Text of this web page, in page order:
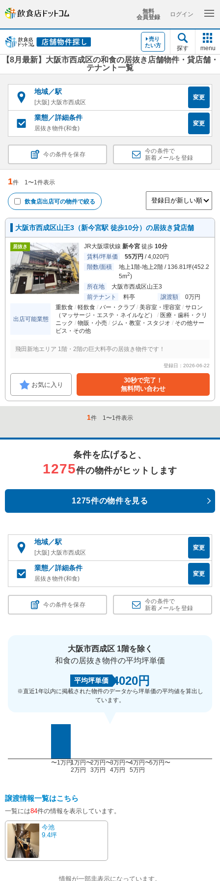
無料
会員登録
ログイン
売り
たい方
探す menu
【8月最新】大阪市西成区の和食の居抜き店舗物件・貸店舗・
テナント一覧
地域／駅
[大阪] 大阪市西成区
変更
業態／詳細条件
居抜き物件(和食)
変更
今の条件を保存
今の条件で
新着メールを登録
1件 1〜1件表示
飲食店出店可の物件で絞る
大阪市西成区山王3（新今宮駅 徒歩10分）の居抜き貸店舗
居抜き JR大阪環状線 新今宮 徒歩 10分
賃料/坪単価
55万円 / 4,020円
階数/面積
地上1階-地上2階 / 136.81坪(452.2
5m2)
所在地
大阪市西成区山王3
前テナント
料亭 譲渡額 0万円
出店可能業態
重飲食 軽飲食 バー・クラブ 美容室・理容室
サロン
（マッサージ・エステ・ネイルなど）
医療・歯科・クリ
ニック
物販・小売 ジム・教室・スタジオ
その他サー
ビス・その他
飛田新地エリア 1階・2階の巨大料亭の居抜き物件です！
登録日：2026-06-22
お気に入り
30秒で完了！
無料問い合わせ
1件 1〜1件表示
条件を広げると、
1275件の物件がヒットします
1275件の物件を見る
地域／駅
[大阪] 大阪市西成区
変更
業態／詳細条件
居抜き物件(和食)
変更
今の条件を保存
今の条件で
新着メールを登録
大阪市西成区 1階を除く
和食の居抜き物件の平均坪単価
平均坪単価 4020円
※直近1年以内に掲載された物件のデータから坪単価の平均値を算出し
ています。
〜1万円1万円〜
2万円
2万円〜
3万円
3万円〜
4万円
4万円〜
5万円
5万円〜
譲渡情報一覧はこちら
一覧には84件の情報を表示しています。
今池
9.4坪
情報が一部非表示になっています。